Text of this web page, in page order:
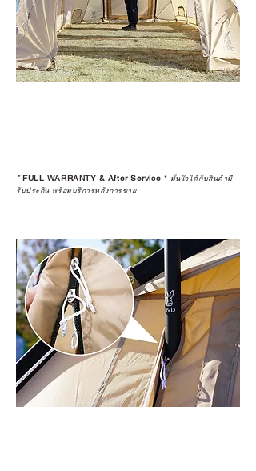
*FULL WARRANTY & After Service * มั่นใจได้กับสินค้ามี
รับประกัน พร้อมบริการหลังการขาย